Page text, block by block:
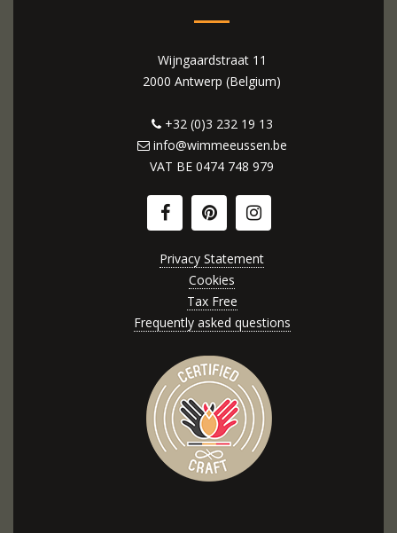
Wijngaardstraat 11
2000 Antwerp (Belgium)
+32 (0)3 232 19 13
info@wimmeeussen.be
VAT BE 0474 748 979
Privacy Statement
Cookies
Tax Free
Frequently asked questions